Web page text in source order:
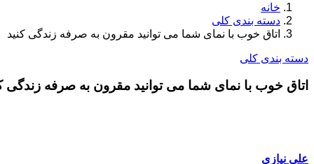
خانه
دسته بندی کلی
اتاق خوب با نمای شما می توانید مقرون به صرفه زندگی کنید
دسته بندی کلی
اتاق خوب با نمای شما می توانید مقرون به صرفه زندگی
علی نیازی